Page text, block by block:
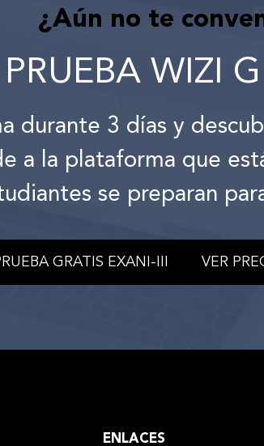
¿Aún no te
PRUEBA WIZI
durante 3 días y
a la plataforma que
se preparan
GRATIS EXANI-III VER
ENLACES